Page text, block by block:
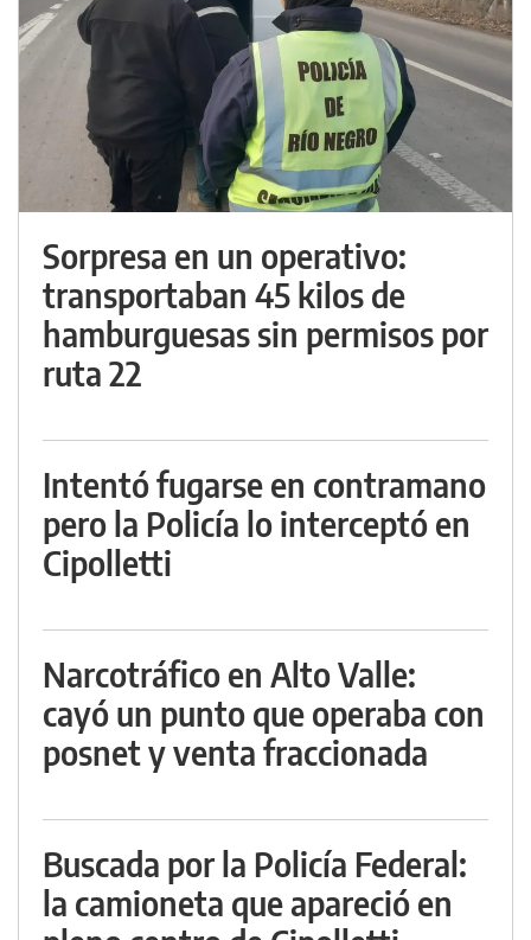
Sorpresa en un operativo:
transportaban 45 kilos de
hamburguesas sin permisos por
ruta 22
Intentó fugarse en contramano
pero la Policía lo interceptó en
Cipolletti
Narcotráfico en Alto Valle:
cayó un punto que operaba con
posnet y venta fraccionada
Buscada por la Policía Federal:
la camioneta que apareció en